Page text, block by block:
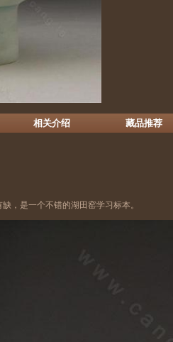
相关介绍 藏品推荐
，是一个不错的湖田窑学习标本。